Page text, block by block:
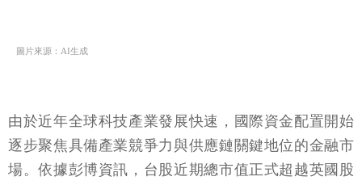
圖片來源：AI生成
由於近年全球科技產業發展快速，國際資金配置開始
逐步聚焦具備產業競爭力與供應鏈關鍵地位的金融市
場。依據彭博資訊，台股近期總市值正式超越英國股